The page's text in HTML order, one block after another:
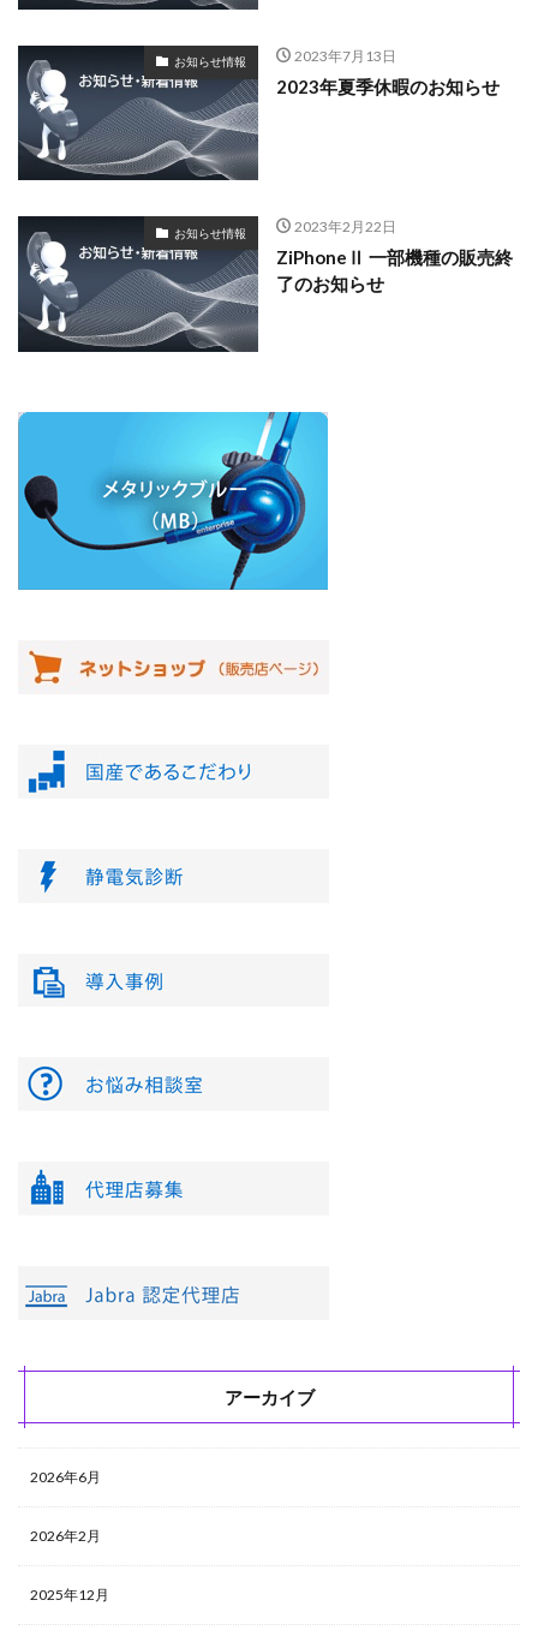
お知らせ情報 2023年7月13日
2023年夏季休暇のお知らせ
お知らせ情報 2023年2月22日
ZiPhoneⅡ 一部機種の販売終
了のお知らせ
アーカイブ
2026年6月
2026年2月
2025年12月